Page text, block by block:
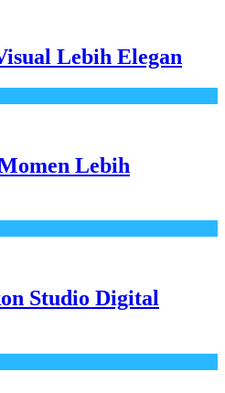
Lebih Elegan
Lebih
Studio Digital